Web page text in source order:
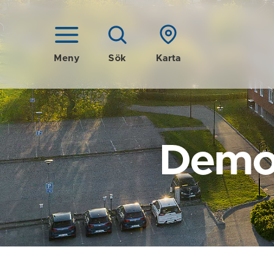
Meny Sök Karta